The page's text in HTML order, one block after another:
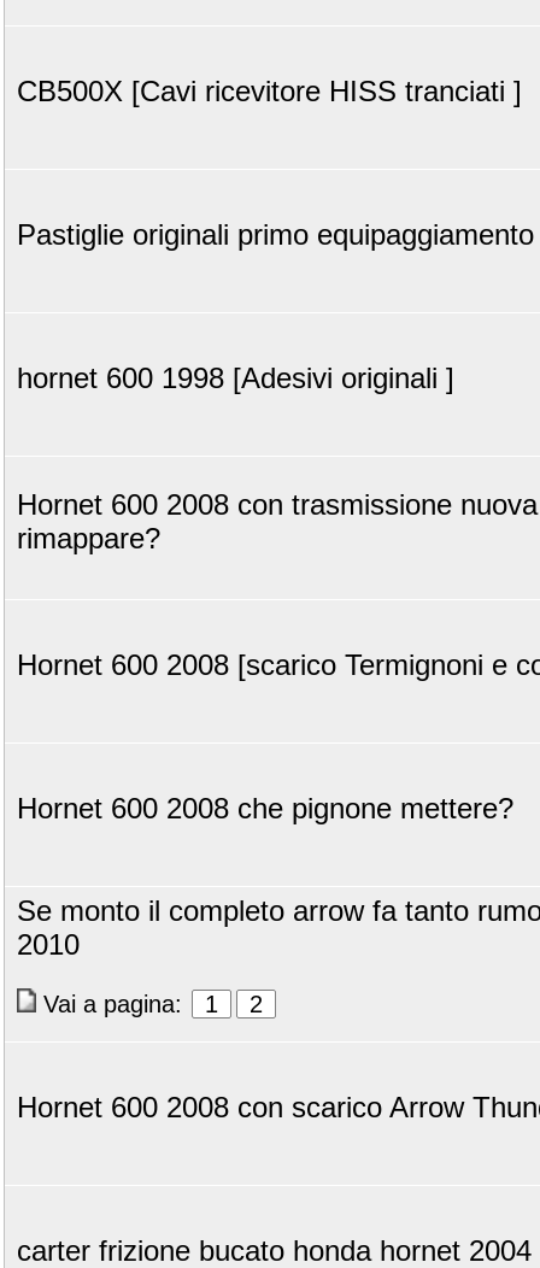
CB500X [Cavi ricevitore HISS tranciati ]
Pastiglie originali primo equipaggiamento
hornet 600 1998 [Adesivi originali ]
Hornet 600 2008 con trasmissione
rimappare?
Hornet 600 2008 [scarico Termignoni e
Hornet 600 2008 che pignone mettere?
Se monto il completo arrow fa tanto
2010
Vai a pagina: 1 2
Hornet 600 2008 con scarico Arrow
carter frizione bucato honda hornet 2004